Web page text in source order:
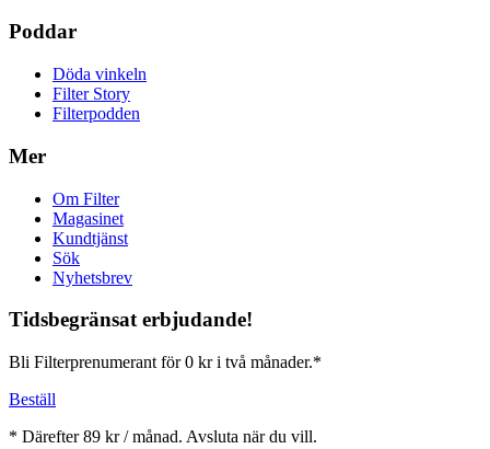
Poddar
Döda vinkeln
Filter Story
Filterpodden
Mer
Om Filter
Magasinet
Kundtjänst
Sök
Nyhetsbrev
Tidsbegränsat erbjudande!
Bli Filterprenumerant för 0 kr i två månader.*
Beställ
* Därefter 89 kr / månad. Avsluta när du vill.